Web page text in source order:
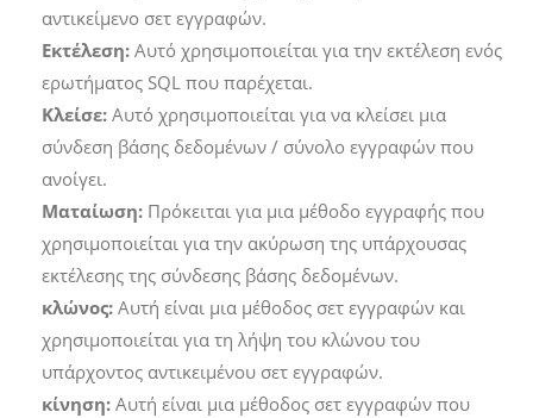
αντικείμενο σετ εγγραφών.
Εκτέλεση: Αυτό χρησιμοποιείται για την εκτέλεση ενός
ερωτήματος SQL που παρέχεται.
Κλείσε: Αυτό χρησιμοποιείται για να κλείσει μια
σύνδεση βάσης δεδομένων / σύνολο εγγραφών που
ανοίγει.
Ματαίωση: Πρόκειται για μια μέθοδο εγγραφής που
χρησιμοποιείται για την ακύρωση της υπάρχουσας
εκτέλεσης της σύνδεσης βάσης δεδομένων.
κλώνος: Αυτή είναι μια μέθοδος σετ εγγραφών και
χρησιμοποιείται για τη λήψη του κλώνου του
υπάρχοντος αντικειμένου σετ εγγραφών.
κίνηση: Αυτή είναι μια μέθοδος σετ εγγραφών που